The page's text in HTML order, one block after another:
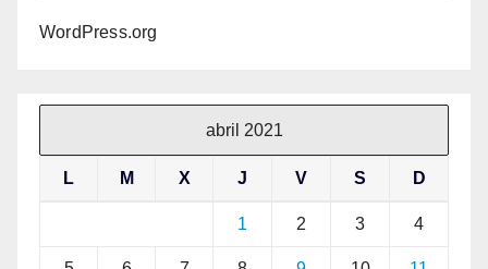
WordPress.org
abril 2021
L M X J V S D
1 2 3 4